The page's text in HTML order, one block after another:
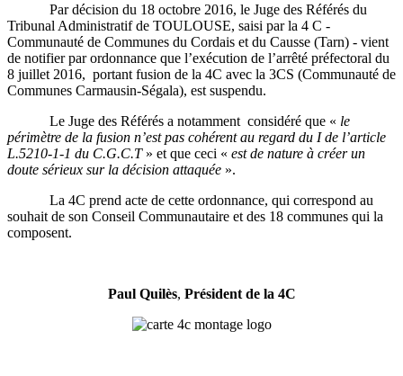
Par décision du 18 octobre 2016, le Juge des Référés du
Tribunal Administratif de TOULOUSE, saisi par la 4 C -
Communauté de Communes du Cordais et du Causse (Tarn) - vient
de notifier par ordonnance que l’exécution de l’arrêté préfectoral du
8 juillet 2016, portant fusion de la 4C avec la 3CS (Communauté de
Communes Carmausin-Ségala), est suspendu.
Le Juge des Référés a notamment considéré que « le
périmètre de la fusion n’est pas cohérent au regard du I de l’article
L.5210-1-1 du C.G.C.T» et que ceci « est de nature à créer un
doute sérieux sur la décision attaquée ».
La 4C prend acte de cette ordonnance, qui correspond au
souhait de son Conseil Communautaire et des 18 communes qui la
composent.
Paul Quilès, Président de la 4C